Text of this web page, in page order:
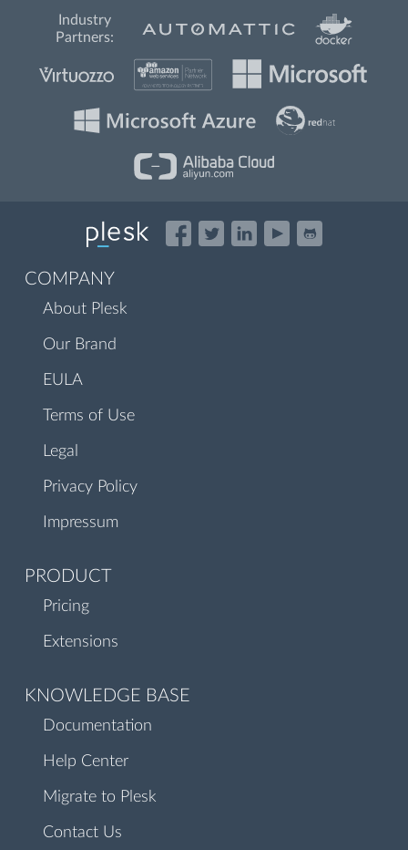
Industry
Partners:
COMPANY
About Plesk
Our Brand
EULA
Terms of Use
Legal
Privacy Policy
Impressum
PRODUCT
Pricing
Extensions
KNOWLEDGE BASE
Documentation
Help Center
Migrate to Plesk
Contact Us